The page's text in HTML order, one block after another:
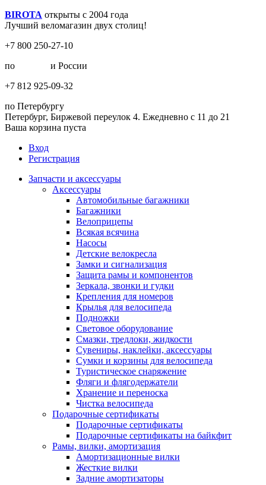
BIROTA открыты с 2004 года
Лучший веломагазин двух столиц!
+7 800 250-27-10
по
и России
+7 812 925-09-32
по Петербургу
Петербург, Биржевой переулок 4. Ежедневно с 11 до 21
Ваша корзина пуста
Вход
Регистрация
Запчасти и аксессуары
Аксессуары
Автомобильные багажники
Багажники
Велоприцепы
Всякая всячина
Насосы
Детские велокресла
Замки и сигнализация
Защита рамы и компонентов
Зеркала, звонки и гудки
Крепления для номеров
Крылья для велосипеда
Подножки
Световое оборудование
Смазки, тредлоки, жидкости
Сувениры, наклейки, аксессуары
Сумки и корзины для велосипеда
Туристическое снаряжение
Фляги и флягодержатели
Хранение и переноска
Чистка велосипеда
Подарочные сертификаты
Подарочные сертификаты
Подарочные сертификаты на байкфит
Рамы, вилки, амортизация
Амортизационные вилки
Жесткие вилки
Задние амортизаторы